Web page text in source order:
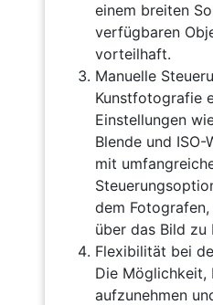
einem breiten
verfügbaren
vorteilhaft.
Manuelle
Kunstfotografie
Einstellungen
Blende und ISO-
mit
dem
über das Bild zu
Flexibilität bei
Die Möglichkeit,
aufzunehmen